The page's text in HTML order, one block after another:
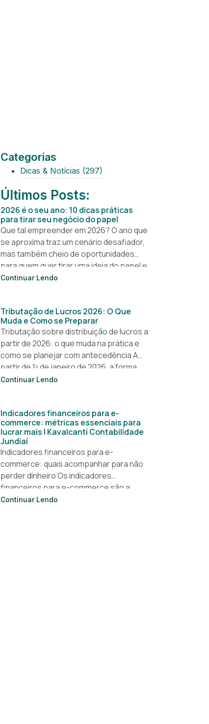
Categorias
Dicas & Notícias (297)
Últimos Posts:
2026 é o seu ano: 10 dicas práticas
para tirar seu negócio do papel
Que tal empreender em 2026? O ano que
se aproxima traz um cenário desafiador,
mas também cheio de oportunidades
para quem quer tirar uma ideia do papel e
construir um
Continuar Lendo
Tributação de Lucros 2026: O Que
Muda e Como se Preparar
Tributação sobre distribuição de lucros a
partir de 2026: o que muda na prática e
como se planejar com antecedência A
partir de 1º de janeiro de 2026, a forma
Continuar Lendo
Indicadores financeiros para e-
commerce: métricas essenciais para
lucrar mais | Kavalcanti Contabilidade
Jundiaí
Indicadores financeiros para e-
commerce: quais acompanhar para não
perder dinheiro Os indicadores
financeiros para e-commerce são a
base de qualquer decisão inteligente em
Continuar Lendo